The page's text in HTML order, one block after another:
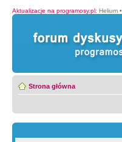
Aktualizacje na programosy.pl: Helium •
Strona główna